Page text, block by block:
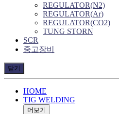
REGULATOR(N2)
REGULATOR(Ar)
REGULATOR(CO2)
TUNG STORN
SCR
중고장비
닫기
HOME
TIG WELDING
더보기